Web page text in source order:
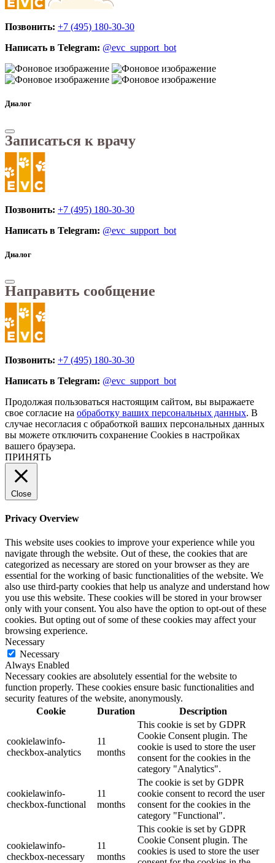
Позвонить: +7 (495) 180-30-30
Написать в Telegram: @evc_support_bot
Диалог
Записаться к врачу
Позвонить: +7 (495) 180-30-30
Написать в Telegram: @evc_support_bot
Диалог
Направить сообщение
Позвонить: +7 (495) 180-30-30
Написать в Telegram: @evc_support_bot
Продолжая пользоваться настоящим сайтом, вы выражаете
свое согласие на обработку ваших персональных данных. В
случае несогласия с обработкой ваших персональных данных
вы можете отключить сохранение Cookies в настройках
вашего браузера.
ПРИНЯТЬ
Close
Privacy Overview
This website uses cookies to improve your experience while you
navigate through the website. Out of these, the cookies that are
categorized as necessary are stored on your browser as they are
essential for the working of basic functionalities of the website. We
also use third-party cookies that help us analyze and understand how
you use this website. These cookies will be stored in your browser
only with your consent. You also have the option to opt-out of these
cookies. But opting out of some of these cookies may affect your
browsing experience.
Necessary
Necessary
Always Enabled
Necessary cookies are absolutely essential for the website to
function properly. These cookies ensure basic functionalities and
security features of the website, anonymously.
Cookie
Duration Description
cookielawinfo-
checkbox-analytics
11
months
This cookie is set by GDPR
Cookie Consent plugin. The
cookie is used to store the user
consent for the cookies in the
category "Analytics".
cookielawinfo-
checkbox-functional
11
months
The cookie is set by GDPR
cookie consent to record the user
consent for the cookies in the
category "Functional".
cookielawinfo-
checkbox-necessary
11
months
This cookie is set by GDPR
Cookie Consent plugin. The
cookies is used to store the user